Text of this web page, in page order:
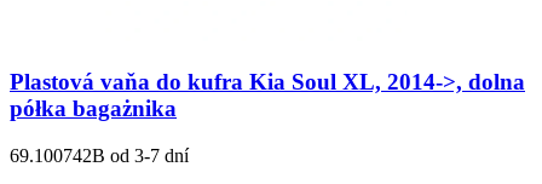
Plastová vaňa do kufra Kia Soul XL, 2014->, dolna
półka bagażnika
69.100742B od 3-7 dní